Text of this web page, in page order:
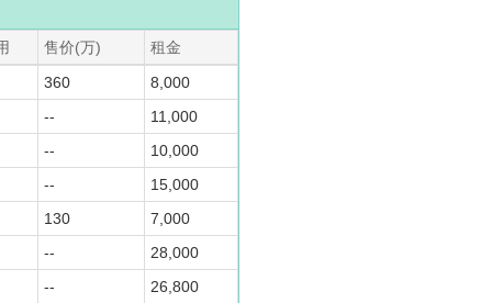
售价(万)
租金
360
8,000
--
11,000
--
10,000
--
15,000
130
7,000
--
28,000
--
26,800